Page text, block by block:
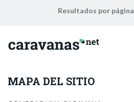
Resultados por página
MAPA DEL SITIO